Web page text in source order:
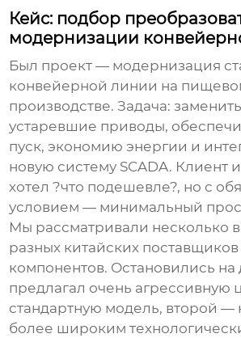
Кейс: подбор
модернизации
Был проект — модернизация
конвейерной линии на
производстве. Задача:
устаревшие приводы,
пуск, экономию энергии и
новую систему SCADA. Клиент
хотел ?что подешевле?, но с
условием — минимальный
Мы рассматривали несколько
разных китайских
компонентов. Остановились на
предлагал очень агрессивную
стандартную модель, второй —
более широким